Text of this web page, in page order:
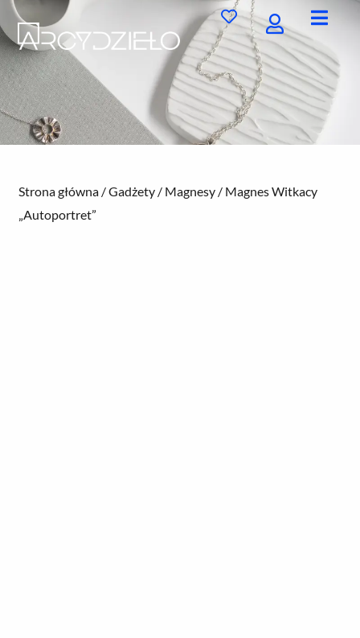
Przejdź
do
treści
Strona główna /Gadżety / Magnesy / Magnes Witkacy
„Autoportret”